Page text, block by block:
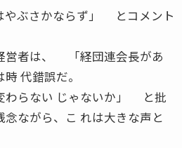
やぶさかならず」 とコメント
営者は、 「経団連会長があ
代錯誤だ。
わらない じゃないか」 と批
ながら、こ れは大きな声と